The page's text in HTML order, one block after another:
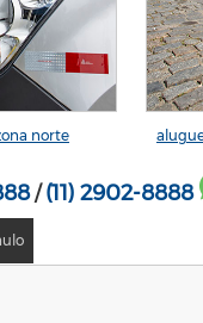
norte
/(11) 2902-8888